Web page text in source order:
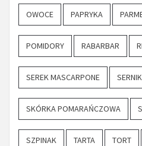
OWOCE PAPRYKA
POMIDORY RABARBAR
SEREK MASCARPONE SERNIK
SKÓRKA POMARAŃCZOWA
SZPINAK TARTA TORT